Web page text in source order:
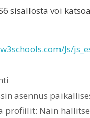
sisällöstä voi
Js/
asennus
profiilit: Näin